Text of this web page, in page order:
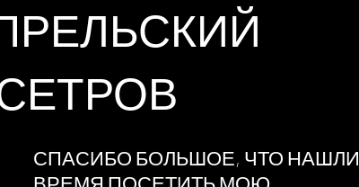
СПАСИБО БОЛЬШОЕ, ЧТО НАШЛИ